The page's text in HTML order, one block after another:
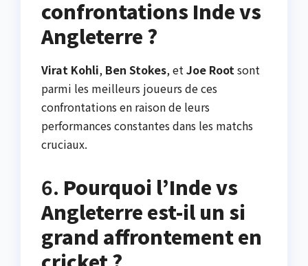
confrontations Inde vs
Angleterre ?
Virat Kohli, Ben Stokes, et Joe Root sont
parmi les meilleurs joueurs de ces
confrontations en raison de leurs
performances constantes dans les matchs
cruciaux.
6. Pourquoi l’Inde vs
Angleterre est-il un si
grand affrontement en